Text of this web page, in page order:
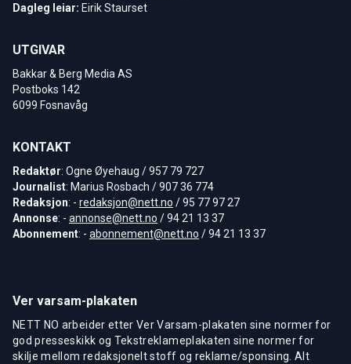
Dagleg leiar: Eirik Staurset
UTGIVAR
Bakkar & Berg Media AS
Postboks 142
6099 Fosnavåg
KONTAKT
Redaktør: Ogne Øyehaug / 957 79 727
Journalist: Marius Rosbach / 907 36 774
Redaksjon: - redaksjon@nett.no / 95 77 97 27
Annonse: - annonse@nett.no / 94 21 13 37
Abonnement: - abonnement@nett.no / 94 21 13 37
Ver varsam-plakaten
NETT NO arbeider etter Ver Varsam-plakaten sine normer for
god presseskikk og Tekstreklameplakaten sine normer for
skilje mellom redaksjonelt stoff og reklame/sponsing. Alt